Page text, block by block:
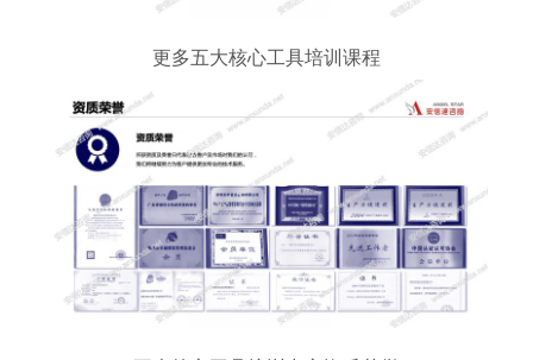
更多五大核心工具培训课程